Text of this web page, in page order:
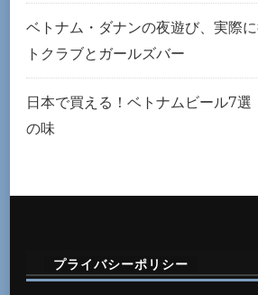
ベトナム・ダナンの夜遊び、実際
トクラブとガールズバー
日本で買える！ベトナムビール7選
の味
プライバシーポリシー